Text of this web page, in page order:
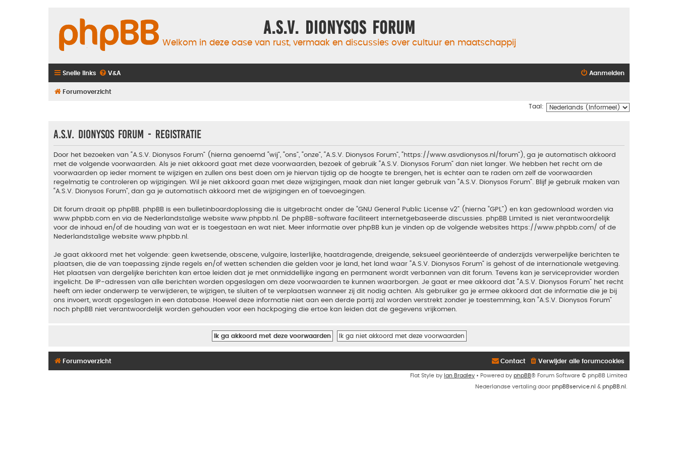
A.S.V. Dionysos Forum
Welkom in deze oase van rust, vermaak en discussies over cultuur en maatschappij
Snelle links V&A Aanmelden
Forumoverzicht
Taal:
A.S.V. Dionysos Forum - Registratie
Door het bezoeken van “A.S.V. Dionysos Forum” (hierna genoemd “wij”, “ons”, “onze”, “A.S.V. Dionysos Forum”, “https://www.asvdionysos.nl/forum”), ga je automatisch akkoord
met de volgende voorwaarden. Als je niet akkoord gaat met deze voorwaarden, bezoek of gebruik “A.S.V. Dionysos Forum” dan niet langer. We hebben het recht om de
voorwaarden op ieder moment te wijzigen en zullen ons best doen om je hiervan tijdig op de hoogte te brengen, het is echter aan te raden om zelf de voorwaarden
regelmatig te controleren op wijzigingen. Wil je niet akkoord gaan met deze wijzigingen, maak dan niet langer gebruik van “A.S.V. Dionysos Forum”. Blijf je gebruik maken van
“A.S.V. Dionysos Forum”, dan ga je automatisch akkoord met de wijzigingen en of toevoegingen.
Dit forum draait op phpBB. phpBB is een bulletinboardoplossing die is uitgebracht onder de “GNU General Public License v2” (hierna “GPL”) en kan gedownload worden via
www.phpbb.com en via de Nederlandstalige website www.phpbb.nl . De phpBB-software faciliteert internetgebaseerde discussies. phpBB Limited is niet verantwoordelijk
voor de inhoud en/of de houding van wat er is toegestaan en wat niet. Meer informatie over phpBB kun je vinden op de volgende websites https://www.phpbb.com/ of de
Nederlandstalige website www.phpbb.nl
Je gaat akkoord met het volgende: geen kwetsende, obscene, vulgaire, lasterlijke, haatdragende, dreigende, seksueel georiënteerde of anderzijds verwerpelijke berichten te
plaatsen, die de van toepassing zijnde regels en/of wetten schenden die gelden voor je land, het land waar “A.S.V. Dionysos Forum” is gehost of de internationale wetgeving.
Het plaatsen van dergelijke berichten kan ertoe leiden dat je met onmiddellijke ingang en permanent wordt verbannen van dit forum. Tevens kan je serviceprovider worden
ingelicht. De IP-adressen van alle berichten worden opgeslagen om deze voorwaarden te kunnen waarborgen. Je gaat er mee akkoord dat “A.S.V. Dionysos Forum” het recht
heeft om ieder onderwerp te verwijderen, te wijzigen, te sluiten of te verplaatsen wanneer zij dit nodig achten. Als gebruiker ga je ermee akkoord dat de informatie die je bij
ons invoert, wordt opgeslagen in een database. Hoewel deze informatie niet aan een derde partij zal worden verstrekt zonder je toestemming, kan “A.S.V. Dionysos Forum”
noch phpBB niet verantwoordelijk worden gehouden voor een hackpoging die ertoe kan leiden dat de gegevens vrijkomen.
Forumoverzicht Verwijder alle forumcookies
Contact
Flat Style by Ian Bradley • Powered by phpBB® Forum Software © phpBB Limited
Nederlandse vertaling door phpBBservice.nl & phpBB.nl